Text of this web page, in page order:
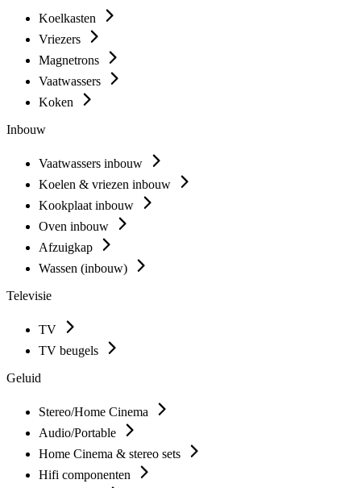
Koelkasten
Vriezers
Magnetrons
Vaatwassers
Koken
Inbouw
Vaatwassers inbouw
Koelen & vriezen inbouw
Kookplaat inbouw
Oven inbouw
Afzuigkap
Wassen (inbouw)
Televisie
TV
TV beugels
Geluid
Stereo/Home Cinema
Audio/Portable
Home Cinema & stereo sets
Hifi componenten